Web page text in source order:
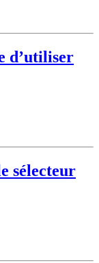
d’utiliser
sélecteur